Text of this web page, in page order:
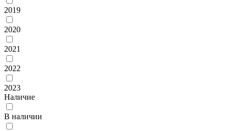
2019
2020
2021
2022
2023
Наличие
В наличии